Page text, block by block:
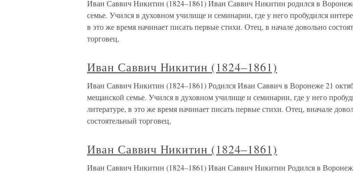
Иван Саввич Никитин (1824–1861) Иван Саввич Никитин родился в
семье. Учился в духовном училище и семинарии, где у него пробудился
в это же время начинает писать первые стихи. Отец, в начале довольно
торговец,
Иван Саввич Никитин (1824–1861)
Иван Саввич Никитин (1824–1861) Родился Иван Саввич в Воронеже 21
мещанской семье. Учился в духовном училище и семинарии, где у него
литературе, в это же время начинает писать первые стихи. Отец, вначале
состоятельный торговец,
Иван Саввич Никитин (1824–1861)
Иван Саввич Никитин (1824–1861) Иван Саввич Никитин Родился в